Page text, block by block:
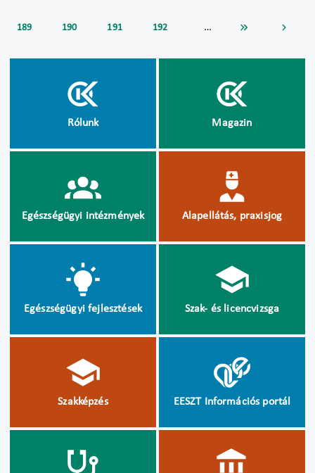
189 190 191 192 …
Rólunk Magazin
Egészségügyi intézmények Alapellátás, praxisjog
Egészségügyi fejlesztések Szak- és licencvizsga
Szakképzés EESZT Információs portál